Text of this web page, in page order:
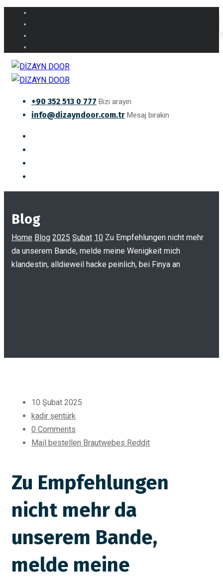
+90 352 513 0 777 Bizi arayın
info@dizayndoor.com.tr Mesaj bırakın
Blog
Home Blog 2025 Şubat 10 Zu Empfehlungen nicht mehr
da unserem Bande, melde meine Wenigkeit mich
klandestin, alldieweil hacke peinlich, bei Finya an
10 Şubat 2025
kadir şentürk
0 Comments
Mail bestellen Brautwebes Reddit
Zu Empfehlungen
nicht mehr da
unserem Bande,
melde meine